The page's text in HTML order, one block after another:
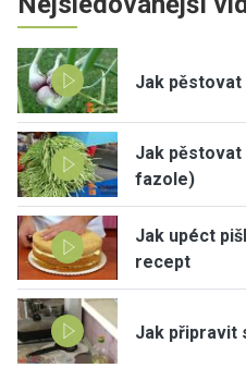
Jak
Jak
fazole)
Jak upéct
recept
Jak připravit